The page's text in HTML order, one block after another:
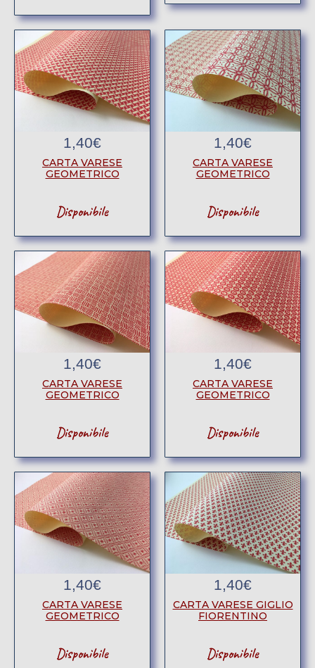
1,40€
CARTA VARESE
GEOMETRICO
Disponibile
1,40€
CARTA VARESE
GEOMETRICO
Disponibile
1,40€
CARTA VARESE
GEOMETRICO
Disponibile
1,40€
CARTA VARESE
GEOMETRICO
Disponibile
1,40€
CARTA VARESE
GEOMETRICO
Disponibile
1,40€
CARTA VARESE GIGLIO
FIORENTINO
Disponibile